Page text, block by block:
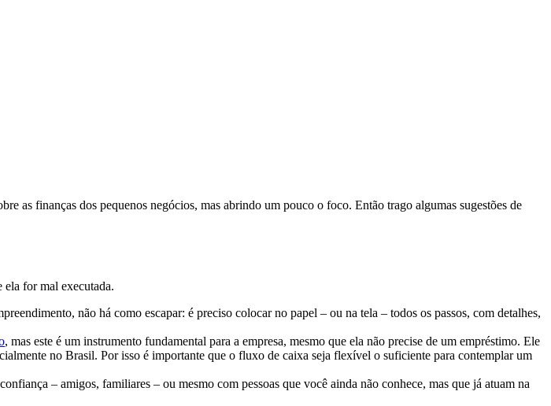
as finanças dos pequenos negócios, mas abrindo um pouco o foco. Então trago algumas sugestões de
for mal executada.
não há como escapar: é preciso colocar no papel – ou na tela – todos os passos, com detalhes,
, mas este é um instrumento fundamental para a empresa, mesmo que ela não precise de um empréstimo. Ele
no Brasil. Por isso é importante que o fluxo de caixa seja flexível o suficiente para contemplar um
– amigos, familiares – ou mesmo com pessoas que você ainda não conhece, mas que já atuam na